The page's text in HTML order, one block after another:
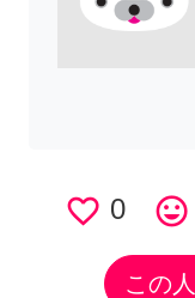
favorite_border 0 tag_faces
この